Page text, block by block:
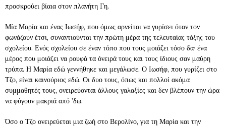
προσκρούει βίαια στον πλανήτη Γη.
Μία Μαρία και ένας Ιωσήφ, που όμως αρνείται να γυρίσει όταν τον
φωνάζουν έτσι, συναντιούνται την πρώτη μέρα της τελευταίας τάξης του
σχολείου. Ενός σχολείου σε έναν τόπο που τους μοιάζει τόσο δα· ένα
μέρος που μοιάζει να ρουφά τα όνειρά τους και τους ίδιους σαν μαύρη
τρύπα. Η Μαρία εδώ γεννήθηκε και μεγάλωσε. Ο Ιωσήφ, που γυρίζει στο
Τζο, είναι καινούριος εδώ. Οι δυο τους, όπως και πολλοί ακόμα
συμμαθητές τους, ονειρεύονται άλλους γαλαξίες και δεν βλέπουν την ώρα
να φύγουν μακριά από ’δω.
Όσο ο Τζο ονειρεύεται μια ζωή στο Βερολίνο, για τη Μαρία και την